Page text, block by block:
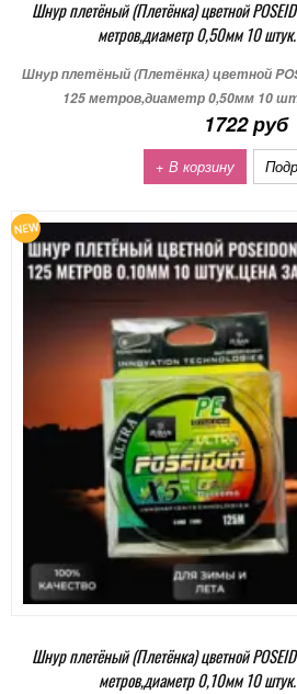
Шнур плетёный (Плетёнка) цветной
метров,диаметр 0,50мм 10
Шнур плетёный (Плетёнка) цветной
125 метров,диаметр 0,50мм 10
1722 руб
+ В корзину
Шнур плетёный (Плетёнка) цветной
метров,диаметр 0,10мм 10